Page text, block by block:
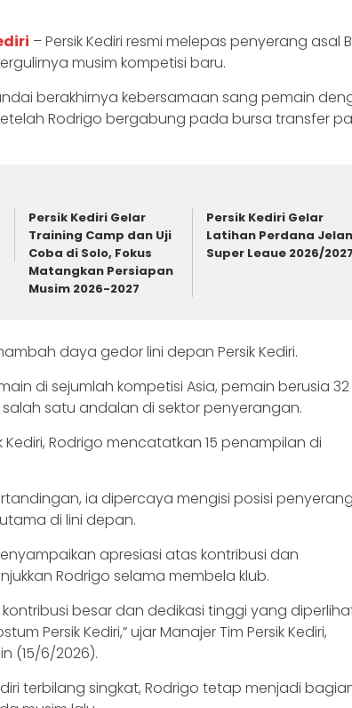
– Persik Kediri resmi melepas penyerang asal
musim kompetisi baru.
berakhirnya kebersamaan sang pemain
Rodrigo bergabung pada bursa transfer
Persik Kediri Gelar
Training Camp dan Uji
Coba di Solo, Fokus
Matangkan Persiapan
Musim 2026-2027
Persik Kediri Gelar
Latihan Perdana
Super Leaue 2026/2027
daya gedor lini depan Persik Kediri.
di sejumlah kompetisi Asia, pemain berusia 32
satu andalan di sektor penyerangan.
Kediri, Rodrigo mencatatkan 15 penampilan di
ia dipercaya mengisi posisi penyerang
di lini depan.
apresiasi atas kontribusi dan
Rodrigo selama membela klub.
besar dan dedikasi tinggi yang
Persik Kediri,” ujar Manajer Tim Persik Kediri,
(15/6/2026).
terbilang singkat, Rodrigo tetap menjadi